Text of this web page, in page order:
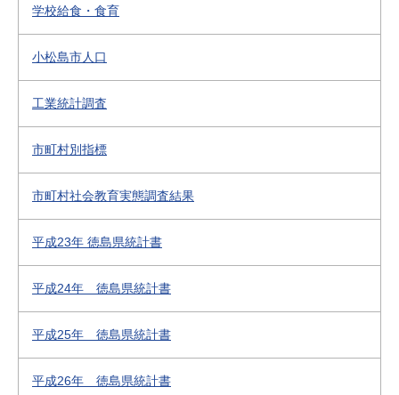
学校給食・食育
小松島市人口
工業統計調査
市町村別指標
市町村社会教育実態調査結果
平成23年 徳島県統計書
平成24年 徳島県統計書
平成25年 徳島県統計書
平成26年 徳島県統計書